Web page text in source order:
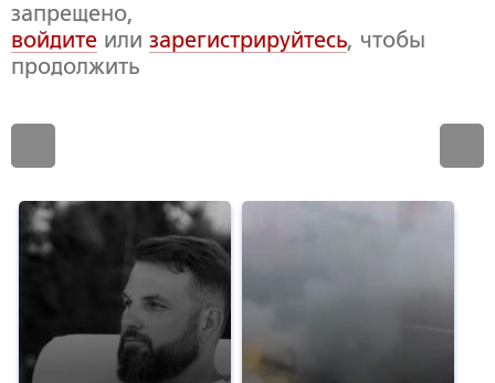
запрещено,
войдите или зарегистрируйтесь, чтобы
продолжить